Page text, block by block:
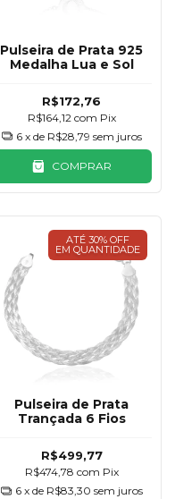
Pulseira de Prata 925
Medalha Lua e Sol
R$172,76
R$164,12 com Pix
6 x de R$28,79 sem juros
COMPRAR
ATÉ 30% OFF
EM QUANTIDADE
Pulseira de Prata
Trançada 6 Fios
R$499,77
R$474,78 com Pix
6 x de R$83,30 sem juros